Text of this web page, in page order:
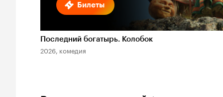
Билеты
Последний богатырь. Колобок
2026, комедия